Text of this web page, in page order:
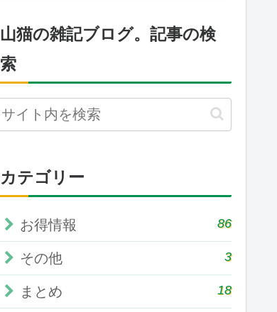
山猫の雑記ブログ。記事の検
索
カテゴリー
お得情報 86
その他 3
まとめ 18